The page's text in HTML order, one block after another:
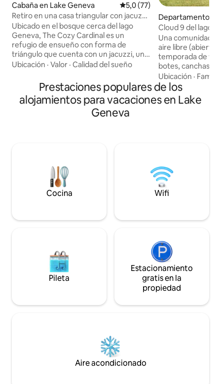
Cabaña en Lake Geneva Calificación promedio: 5,0 de
5,0 (77)
Retiro en una casa triangular con jacuzzi,
sauna y piscina de inmersión
Ubicado en el bosque cerca del lago
Geneva, The Cozy Cardinal es un
refugio de ensueño con forma de
triángulo que cuenta con un jacuzzi, una
sauna con vista panorámica, una pileta
privado por el bosque. Observá aves y
vida silvestre desde la terraza: ¡este es
un hábitat de vida silvestre certificado!
Acurrúcate junto a la chimenea, mecéte
en una hamaca o disfrutá de un s'more
estuvieras en otro mundo. Ideal para
disfrutar de los colores del otoño y
escapadas a lugares nevados.
Ubicación · Valor · Calidad del sueño
Departamento
residencial en
Cloud 9 del lago
Una comunidad
aire libre (abierta
temporada de
botes, canchas
pequeñas
instalaciones.
de Como desde
en auto del
restaurante. El
está listo para
inolvidable.
Ubicación · Familia
Prestaciones populares de los
alojamientos para vacaciones en Lake
Geneva
Cocina Wifi
Pileta
Estacionamiento
gratis en la
propiedad
Aire acondicionado